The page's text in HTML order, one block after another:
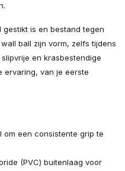
is en bestand tegen
ball zijn vorm, zelfs tijdens
en krasbestendige
ervaring, van je eerste
om een consistente grip te
(PVC) buitenlaag voor